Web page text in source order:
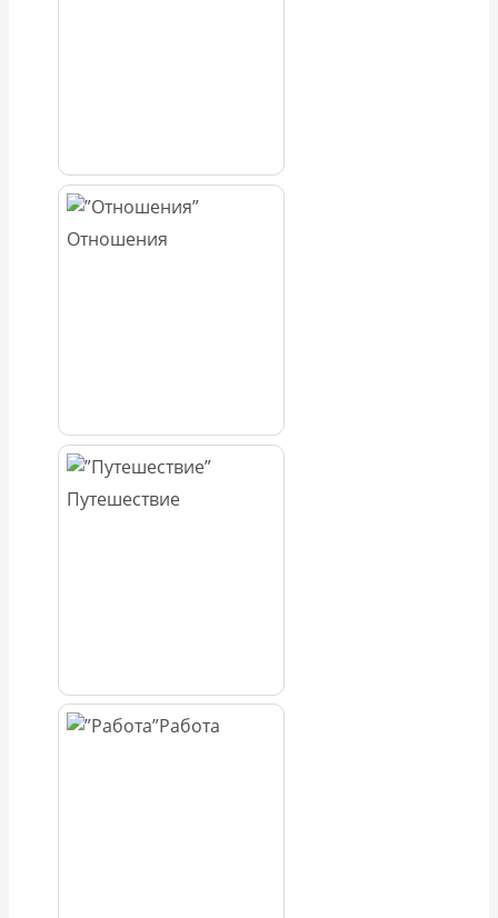
Отношения
Путешествие
Работа